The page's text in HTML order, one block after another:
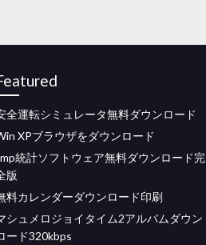
全運転シミュレータ無料ダウンロード
XPブラウザをダウンロード
統計ソフトウェア無料ダウンロード完
版
料カレンダーダウンロード印刷
シュメロジョイタイム2アルバムダウン
ード320kbps